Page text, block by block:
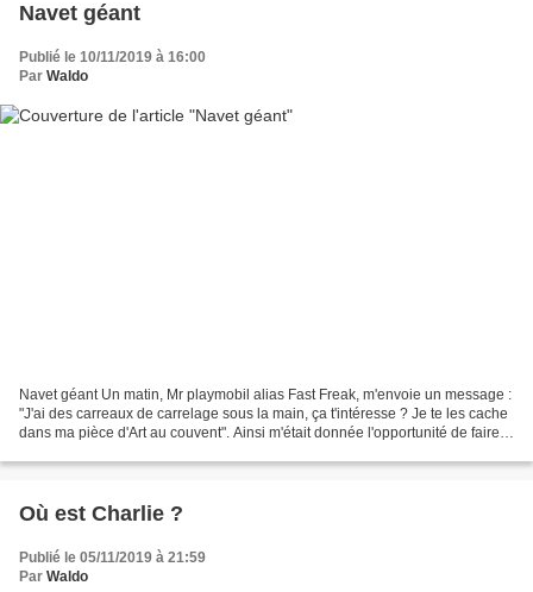
Navet géant
Publié le 10/11/2019 à 16:00
Par Waldo
Navet géant Un matin, Mr playmobil alias Fast Freak, m'envoie un message :
"J'ai des carreaux de carrelage sous la main, ça t'intéresse ? Je te les cache
dans ma pièce d'Art au couvent". Ainsi m'était donnée l'opportunité de faire
Où est Charlie ?
Publié le 05/11/2019 à 21:59
Par Waldo